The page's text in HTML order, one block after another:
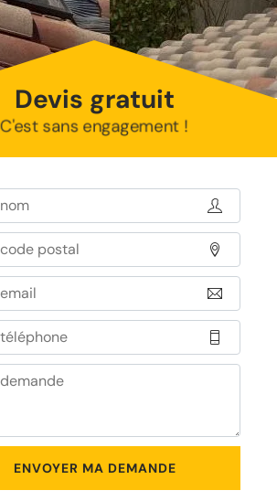
Devis gratuit
C'est sans engagement !